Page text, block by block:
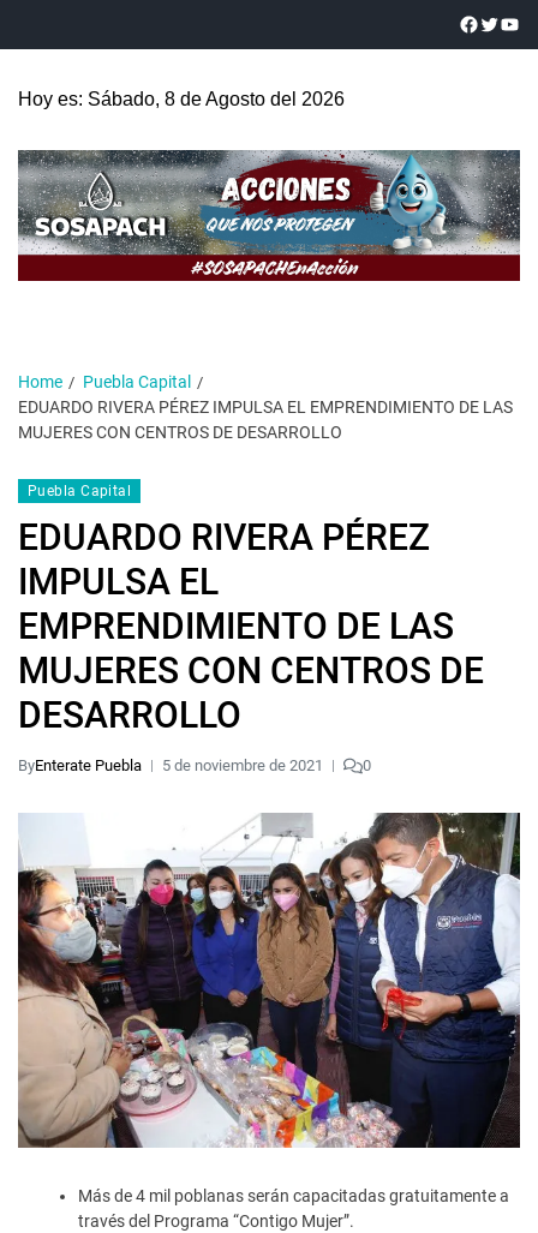
Hoy es: Sábado, 8 de Agosto del 2026
Home
Puebla Capital
EDUARDO RIVERA PÉREZ IMPULSA EL EMPRENDIMIENTO DE LAS
MUJERES CON CENTROS DE DESARROLLO
Puebla Capital
EDUARDO RIVERA PÉREZ
IMPULSA EL
EMPRENDIMIENTO DE LAS
MUJERES CON CENTROS DE
DESARROLLO
ByEnterate Puebla 5 de noviembre de 2021 0
Más de 4 mil poblanas serán capacitadas gratuitamente a
través del Programa “Contigo Mujer”.